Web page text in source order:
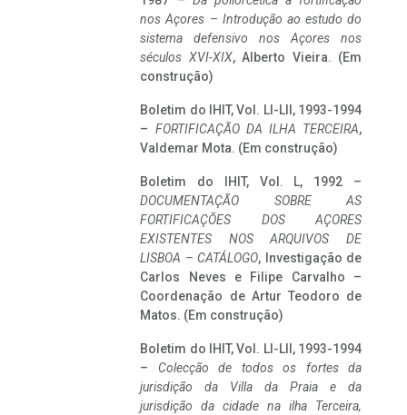
nos Açores – Introdução ao estudo do
sistema defensivo nos Açores nos
séculos XVI-XIX, Alberto Vieira. (Em
construção)
Boletim do IHIT, Vol. LI-LII, 1993-1994
– FORTIFICAÇÃO DA ILHA TERCEIRA,
Valdemar Mota. (Em construção)
Boletim do IHIT, Vol. L, 1992 –
DOCUMENTAÇÃO SOBRE AS
FORTIFICAÇÕES DOS AÇORES
EXISTENTES NOS ARQUIVOS DE
LISBOA – CATÁLOGO, Investigação de
Carlos Neves e Filipe Carvalho –
Coordenação de Artur Teodoro de
Matos. (Em construção)
Boletim do IHIT, Vol. LI-LII, 1993-1994
– Colecção de todos os fortes da
jurisdição da Villa da Praia e da
jurisdição da cidade na ilha Terceira,